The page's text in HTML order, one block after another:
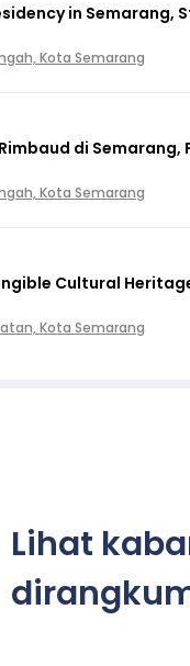
in
Kota Semarang
di
Kota Semarang
Cultural
Kota Semarang
Lihat